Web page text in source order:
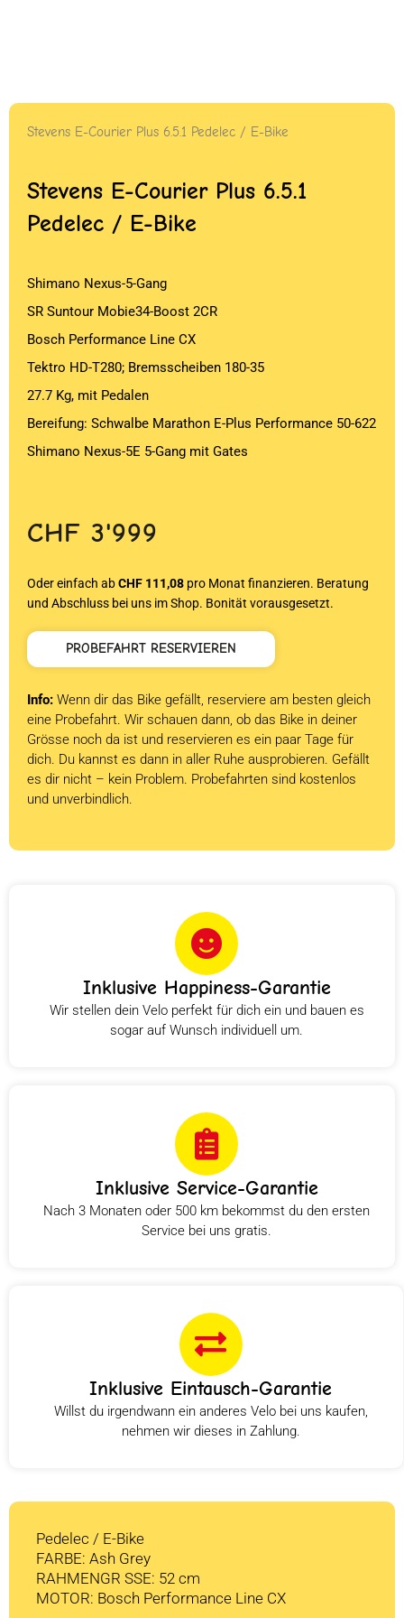
Stevens E-Courier Plus 6.5.1 Pedelec / E-Bike
Stevens E-Courier Plus 6.5.1
Pedelec / E-Bike
Shimano Nexus-5-Gang
SR Suntour Mobie34-Boost 2CR
Bosch Performance Line CX
Tektro HD-T280; Bremsscheiben 180-35
27.7 Kg, mit Pedalen
Bereifung: Schwalbe Marathon E-Plus Performance 50-622
Shimano Nexus-5E 5-Gang mit Gates
CHF 3'999
Oder einfach abCHF 111,08 pro Monat finanzieren. Beratung
und Abschluss bei uns im Shop. Bonität vorausgesetzt.
PROBEFAHRT RESERVIEREN
Info: Wenn dir das Bike gefällt, reserviere am besten gleich
eine Probefahrt. Wir schauen dann, ob das Bike in deiner
Grösse noch da ist und reservieren es ein paar Tage für
dich. Du kannst es dann in aller Ruhe ausprobieren. Gefällt
es dir nicht – kein Problem. Probefahrten sind kostenlos
und unverbindlich.
Inklusive Happiness-Garantie
Wir stellen dein Velo perfekt für dich ein und bauen es
sogar auf Wunsch individuell um.
Inklusive Service-Garantie
Nach 3 Monaten oder 500 km bekommst du den ersten
Service bei uns gratis.
Inklusive Eintausch-Garantie
Willst du irgendwann ein anderes Velo bei uns kaufen,
nehmen wir dieses in Zahlung.
Pedelec / E-Bike
FARBE: Ash Grey
RAHMENGR SSE: 52 cm
MOTOR: Bosch Performance Line CX